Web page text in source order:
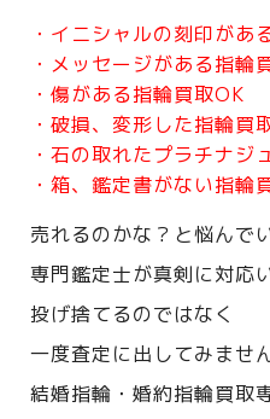
・イニシャルの刻印があ
・メッセージがある指輪
・傷がある指輪買取OK
・破損、変形した指輪買
・石の取れたプラチナジ
・箱、鑑定書がない指
売れるのかな？と悩んで
専門鑑定士が真剣に対応
投げ捨てるのではなく
一度査定に出してみませ
結婚指輪・婚約指輪買取